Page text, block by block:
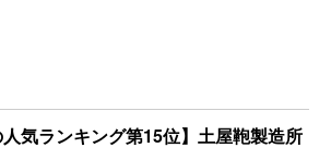
人気ランキング第15位】土屋鞄製造所